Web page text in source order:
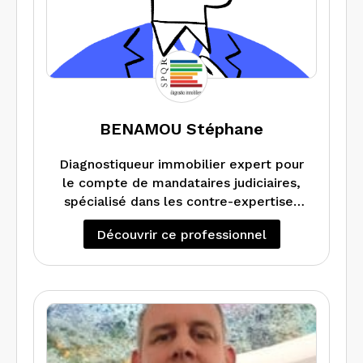
BENAMOU Stéphane
Diagnostiqueur immobilier expert pour
le compte de mandataires judiciaires,
spécialisé dans les contre-expertises
de diagnostics de performance
énergétique et de métrage. Réalise
Découvrir ce professionnel